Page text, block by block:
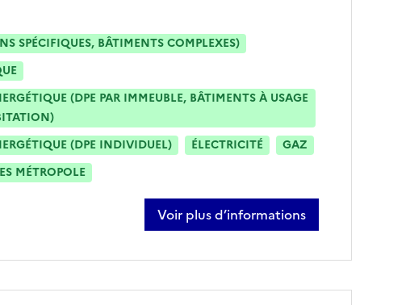
SPÉCIFIQUES, BÂTIMENTS COMPLEXES)
(DPE PAR IMMEUBLE, BÂTIMENTS À USAGE
(DPE INDIVIDUEL)
ÉLECTRICITÉ
GAZ
MÉTROPOLE
Voir plus d’informations
sur julien mariette